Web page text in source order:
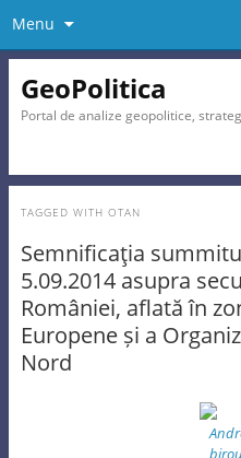
Menu
GeoPolitica
Portal de analize geopolitice,
TAGGED WITH OTAN
Semnificaţia
5.09.2014 asupra
României, aflată în
Europene și a
Nord